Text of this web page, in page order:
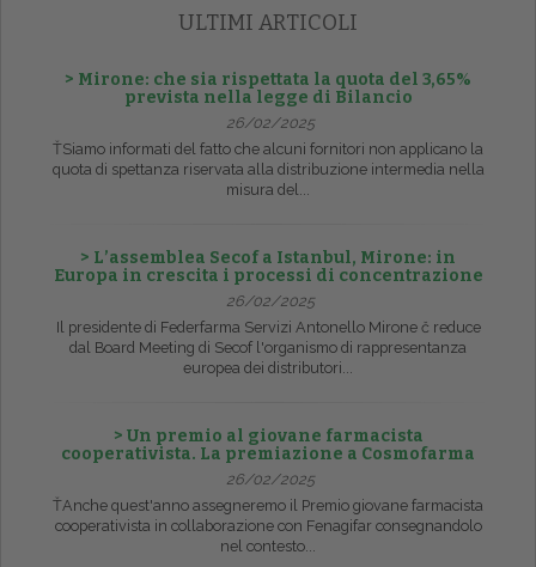
ULTIMI ARTICOLI
> Mirone: che sia rispettata la quota del 3,65%
prevista nella legge di Bilancio
26/02/2025
ŤSiamo informati del fatto che alcuni fornitori non applicano la
quota di spettanza riservata alla distribuzione intermedia nella
misura del...
> L’assemblea Secof a Istanbul, Mirone: in
Europa in crescita i processi di concentrazione
26/02/2025
Il presidente di Federfarma Servizi Antonello Mirone č reduce
dal Board Meeting di Secof l'organismo di rappresentanza
europea dei distributori...
> Un premio al giovane farmacista
cooperativista. La premiazione a Cosmofarma
26/02/2025
ŤAnche quest'anno assegneremo il Premio giovane farmacista
cooperativista in collaborazione con Fenagifar consegnandolo
nel contesto...